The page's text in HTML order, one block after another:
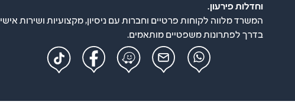
וחדלות פירעון.
המשרד מלווה לקוחות פרטיים וחברות עם ניסיון, מקצועיות ושירות אישי
בדרך לפתרונות משפטיים מותאמים.